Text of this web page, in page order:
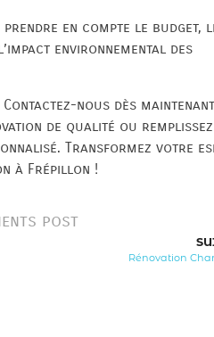
en compte le budget,
environnemental des
nous dès
de qualité ou
Transformez votre
à Frépillon !
post
Rénovation